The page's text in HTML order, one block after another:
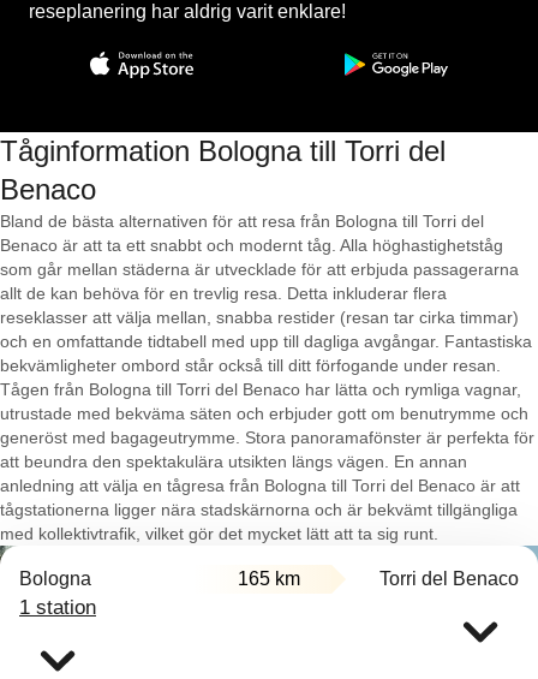
reseplanering har aldrig varit enklare!
Tåginformation Bologna till Torri del
Benaco
Bland de bästa alternativen för att resa från Bologna till Torri del
Benaco är att ta ett snabbt och modernt tåg. Alla höghastighetståg
som går mellan städerna är utvecklade för att erbjuda passagerarna
allt de kan behöva för en trevlig resa. Detta inkluderar flera
reseklasser att välja mellan, snabba restider (resan tar cirka timmar)
och en omfattande tidtabell med upp till dagliga avgångar. Fantastiska
bekvämligheter ombord står också till ditt förfogande under resan.
Tågen från Bologna till Torri del Benaco har lätta och rymliga vagnar,
utrustade med bekväma säten och erbjuder gott om benutrymme och
generöst med bagageutrymme. Stora panoramafönster är perfekta för
att beundra den spektakulära utsikten längs vägen. En annan
anledning att välja en tågresa från Bologna till Torri del Benaco är att
tågstationerna ligger nära stadskärnorna och är bekvämt tillgängliga
med kollektivtrafik, vilket gör det mycket lätt att ta sig runt.
Bologna 165 km Torri del Benaco
1 station